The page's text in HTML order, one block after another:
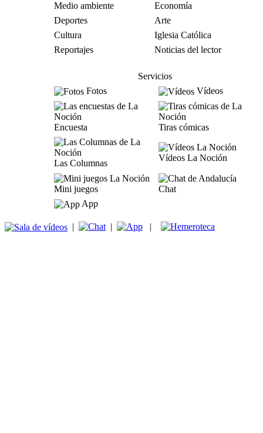
Medio ambiente
Economía
Deportes
Arte
Cultura
Iglesia Católica
Reportajes
Noticias del lector
Servicios
Fotos
Vídeos
Encuesta Tiras cómicas
Las Columnas
Vídeos La Noción
Mini juegos
Chat
App
| | |